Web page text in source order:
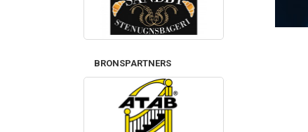
BRONSPARTNERS